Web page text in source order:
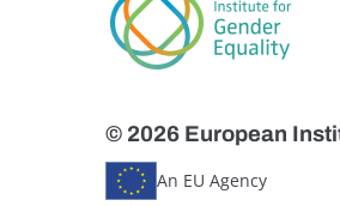
© 2026 European
An EU Agency